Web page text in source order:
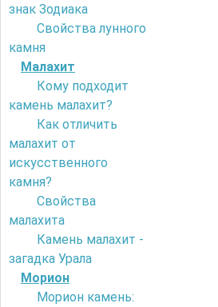
знак Зодиака
Свойства лунного
камня
Малахит
Кому подходит
камень малахит?
Как отличить
малахит от
искусственного
камня?
Свойства
малахита
Камень малахит -
загадка Урала
Морион
Морион камень: